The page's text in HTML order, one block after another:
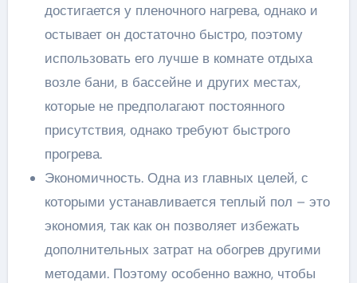
достигается у пленочного нагрева, однако и
остывает он достаточно быстро, поэтому
использовать его лучше в комнате отдыха
возле бани, в бассейне и других местах,
которые не предполагают постоянного
присутствия, однако требуют быстрого
прогрева.
Экономичность. Одна из главных целей, с
которыми устанавливается теплый пол – это
экономия, так как он позволяет избежать
дополнительных затрат на обогрев другими
методами. Поэтому особенно важно, чтобы